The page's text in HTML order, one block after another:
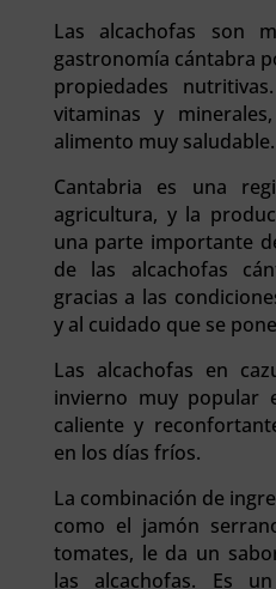
Las alcachofas son
gastronomía cántabra
propiedades
vitaminas y
alimento muy saludable.
Cantabria es una
agricultura, y la
una parte importante
de las alcachofas
gracias a las
y al cuidado que se
Las alcachofas en
invierno muy popular
caliente y
en los días fríos.
La combinación de
como el jamón
tomates, le da un
las alcachofas. Es